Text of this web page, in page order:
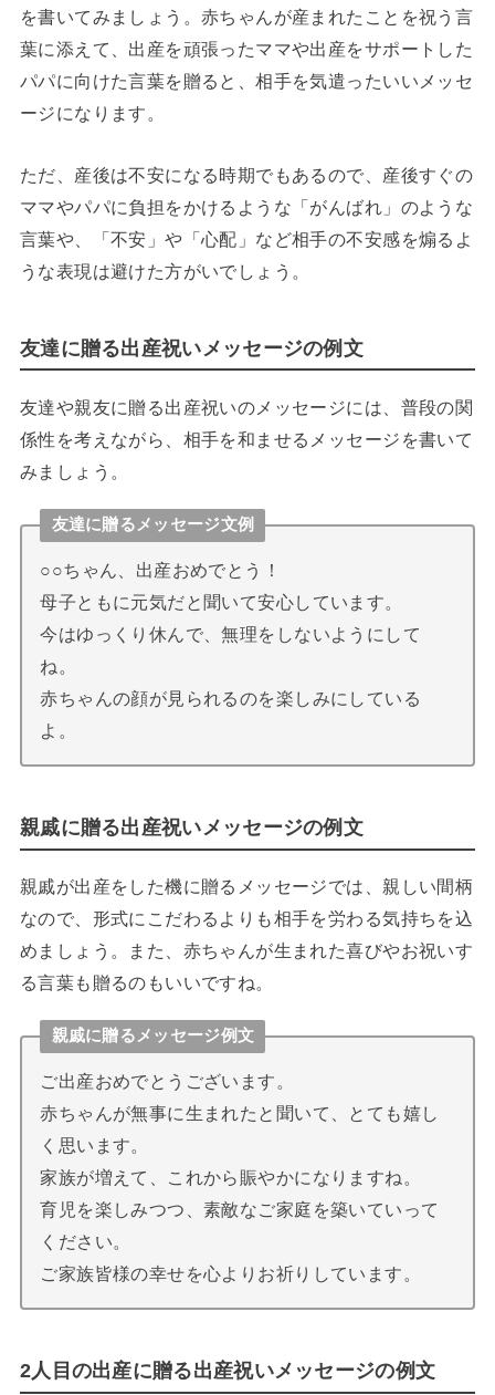
を書いてみましょう。赤ちゃんが産まれたことを祝う言
葉に添えて、出産を頑張ったママや出産をサポートした
パパに向けた言葉を贈ると、相手を気遣ったいいメッセ
ージになります。
ただ、産後は不安になる時期でもあるので、産後すぐの
ママやパパに負担をかけるような「がんばれ」のような
言葉や、「不安」や「心配」など相手の不安感を煽るよ
うな表現は避けた方がいでしょう。
友達に贈る出産祝いメッセージの例文
友達や親友に贈る出産祝いのメッセージには、普段の関
係性を考えながら、相手を和ませるメッセージを書いて
みましょう。
友達に贈るメッセージ文例
○○ちゃん、出産おめでとう！
母子ともに元気だと聞いて安心しています。
今はゆっくり休んで、無理をしないようにして
ね。
赤ちゃんの顔が見られるのを楽しみにしている
よ。
親戚に贈る出産祝いメッセージの例文
親戚が出産をした機に贈るメッセージでは、親しい間柄
なので、形式にこだわるよりも相手を労わる気持ちを込
めましょう。また、赤ちゃんが生まれた喜びやお祝いす
る言葉も贈るのもいいですね。
親戚に贈るメッセージ例文
ご出産おめでとうございます。
赤ちゃんが無事に生まれたと聞いて、とても嬉し
く思います。
家族が増えて、これから賑やかになりますね。
育児を楽しみつつ、素敵なご家庭を築いていって
ください。
ご家族皆様の幸せを心よりお祈りしています。
2人目の出産に贈る出産祝いメッセージの例文